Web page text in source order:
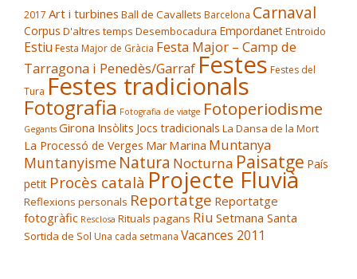
2017 Art i turbines Ball de Cavallets Barcelona Carnaval
Corpus D'altres temps Desembocadura EmpordanetEntroido
Estiu Festa Major de Gràcia Festa Major – Camp de
Tarragona i Penedès/Garraf Festes Festes del
Tura Festes tradicionals
Fotografia Fotografia de viatge Fotoperiodisme
Gegants Girona Insòlits Jocs tradicionals La Dansa de la Mort
La Processó de Verges Mar Marina Muntanya
Muntanyisme Natura Nocturna Paisatge País
petit Procès català Projecte Fluvià
Reflexions personals Reportatge Reportatge
fotogràfic Resclosa Rituals pagans Riu Setmana Santa
Sortida de Sol Una cada setmana Vacances 2011